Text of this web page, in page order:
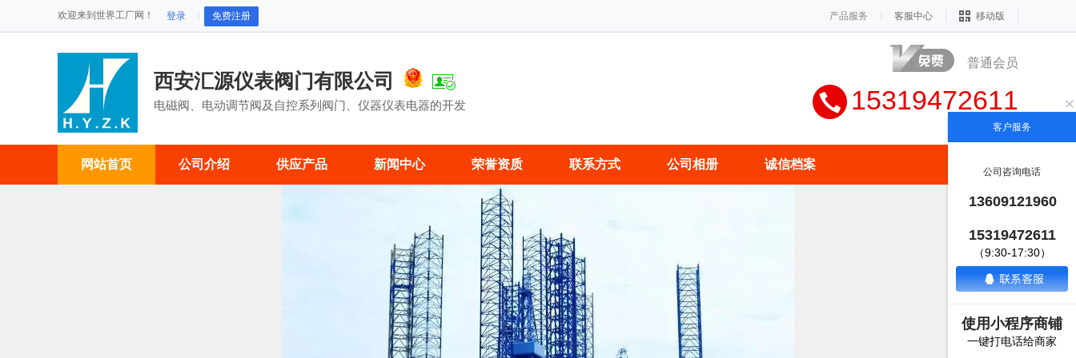
欢迎来到世界工厂网！ 登录 免费注册 产品服务 客服中心 移动版
西安汇源仪表阀门有限公司
电磁阀、电动调节阀及自控系列阀门、仪器仪表电器的开发
普通会员
15319472611
网站首页 公司介绍 供应产品 新闻中心 荣誉资质 联系方式 公司相册 诚信档案
客户服务
公司咨询电话
13609121960
15319472611
（9:30-17:30）
使用小程序商铺
一键打电话给商家